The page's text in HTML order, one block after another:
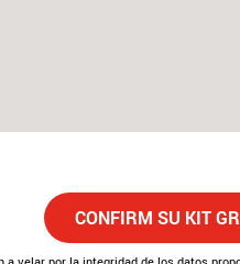
CONFIRM SU KIT